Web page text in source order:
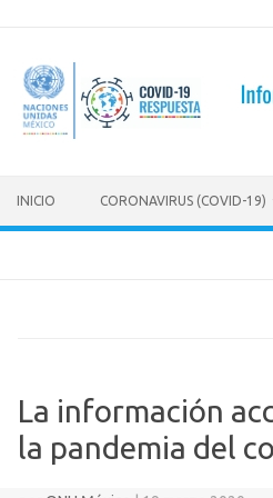
contenido
INICIO CORONAVIRUS (COVID-19)
La información
la pandemia del